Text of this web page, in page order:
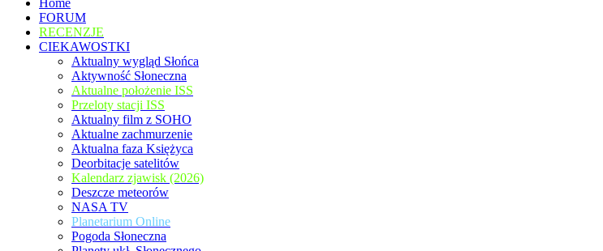
Home
FORUM
RECENZJE
CIEKAWOSTKI
Aktualny wygląd Słońca
Aktywność Słoneczna
Aktualne położenie ISS
Przeloty stacji ISS
Aktualny film z SOHO
Aktualne zachmurzenie
Aktualna faza Księżyca
Deorbitacje satelitów
Kalendarz zjawisk (2026)
Deszcze meteorów
NASA TV
Planetarium Online
Pogoda Słoneczna